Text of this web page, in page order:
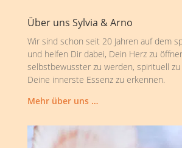
Über uns Sylvia & Arno
Wir sind schon seit 20 Jahren auf dem
und helfen Dir dabei, Dein Herz zu
selbstbewusster zu werden, spirituell
Deine innerste Essenz zu erkennen.
Mehr über uns …